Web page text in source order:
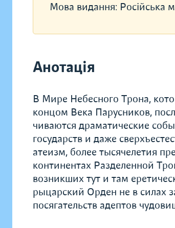
Мова видання: Російська
Анотація
В Мире Небесного Трона,
концом Века Парусников,
чиваются драматические
государств и даже
атеизм, более тысячелетия
континентах Разделенной
возникших тут и там
рыцарский Орден не в силах
посягательств адептов